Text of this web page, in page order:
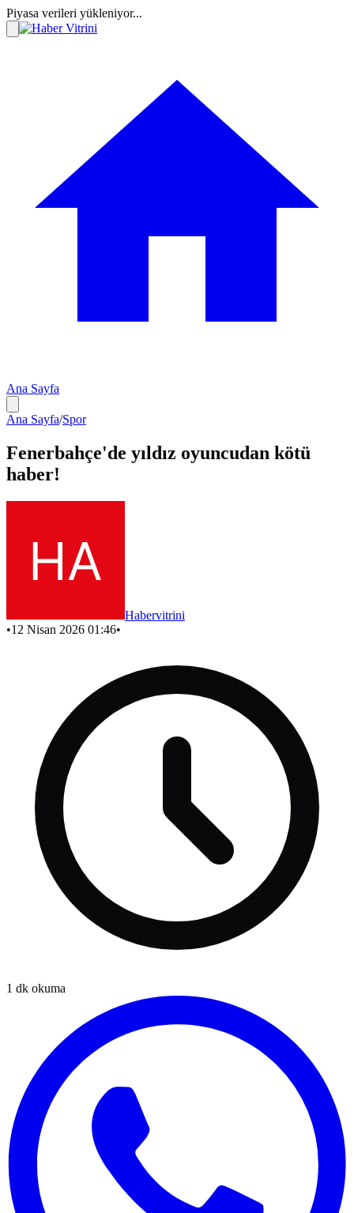
Piyasa verileri yükleniyor...
Ana Sayfa
Ana Sayfa/Spor
Fenerbahçe'de yıldız oyuncudan kötü
haber!
Habervitrini
•12 Nisan 2026 01:46•
1 dk okuma